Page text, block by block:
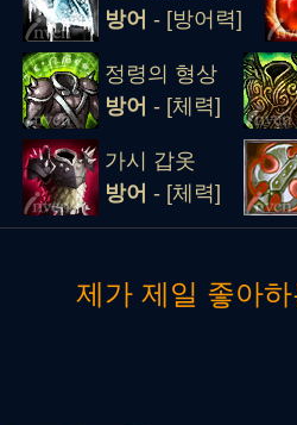
방어 - [방어력]
정령의 형상
방어 - [체력]
가시 갑옷
방어 - [체력]
제가 제일 좋아